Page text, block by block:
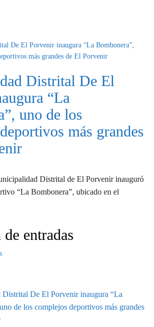
Distrital De El
“La
uno de los
más grandes
Distrital de El Porvenir inauguró
“La Bombonera”, ubicado en el
entradas
De El Porvenir inaugura “La
de los complejos deportivos más grandes